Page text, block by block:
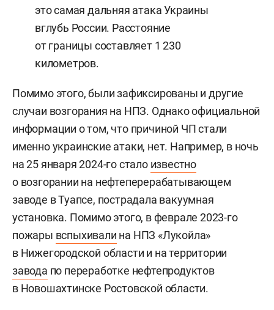
это самая дальняя атака Украины
вглубь России. Расстояние
от границы составляет 1 230
километров.
Помимо этого, были зафиксированы и другие
случаи возгорания на НПЗ. Однако официальной
информации о том, что причиной ЧП стали
именно украинские атаки, нет. Например, в ночь
на 25 января 2024-го стало известно
о возгорании на нефтеперерабатывающем
заводе в Туапсе, пострадала вакуумная
установка. Помимо этого, в феврале 2023-го
пожары вспыхивали на НПЗ «Лукойла»
в Нижегородской области и на территории
завода по переработке нефтепродуктов
в Новошахтинске Ростовской области.